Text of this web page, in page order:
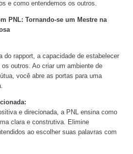
e como entendemos os outros.
PNL: Tornando-se um Mestre na
do rapport, a capacidade de estabelecer
outros. Ao criar um ambiente de
você abre as portas para uma
e direcionada, a PNL ensina como
clara e construtiva. Elimine
ao escolher suas palavras com